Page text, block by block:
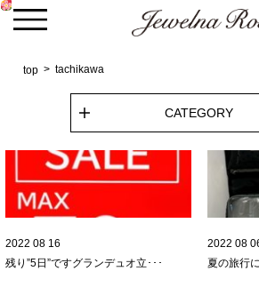
top tachikawa
CATEGORY
2022 08 16
残り”5日”ですグランデュオ立･･･
2022 08
夏の旅行